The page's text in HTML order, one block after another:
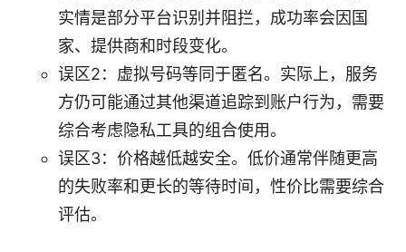
实情是部分平台识别并阻拦，成功率会因国
家、提供商和时段变化。
误区2：虚拟号码等同于匿名。实际上，服务
方仍可能通过其他渠道追踪到账户行为，需要
综合考虑隐私工具的组合使用。
误区3：价格越低越安全。低价通常伴随更高
的失败率和更长的等待时间，性价比需要综合
评估。